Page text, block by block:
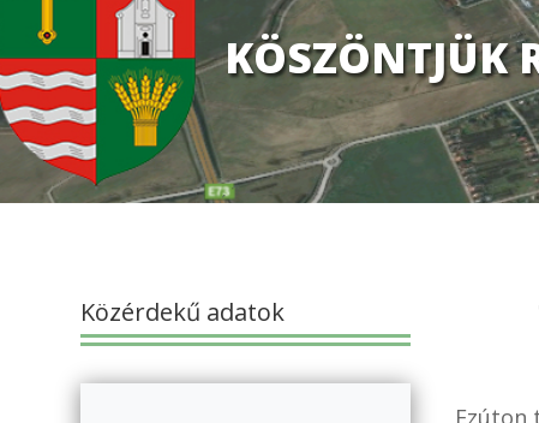
KÖSZÖNTJÜK
Közérdekű adatok
Ezúton